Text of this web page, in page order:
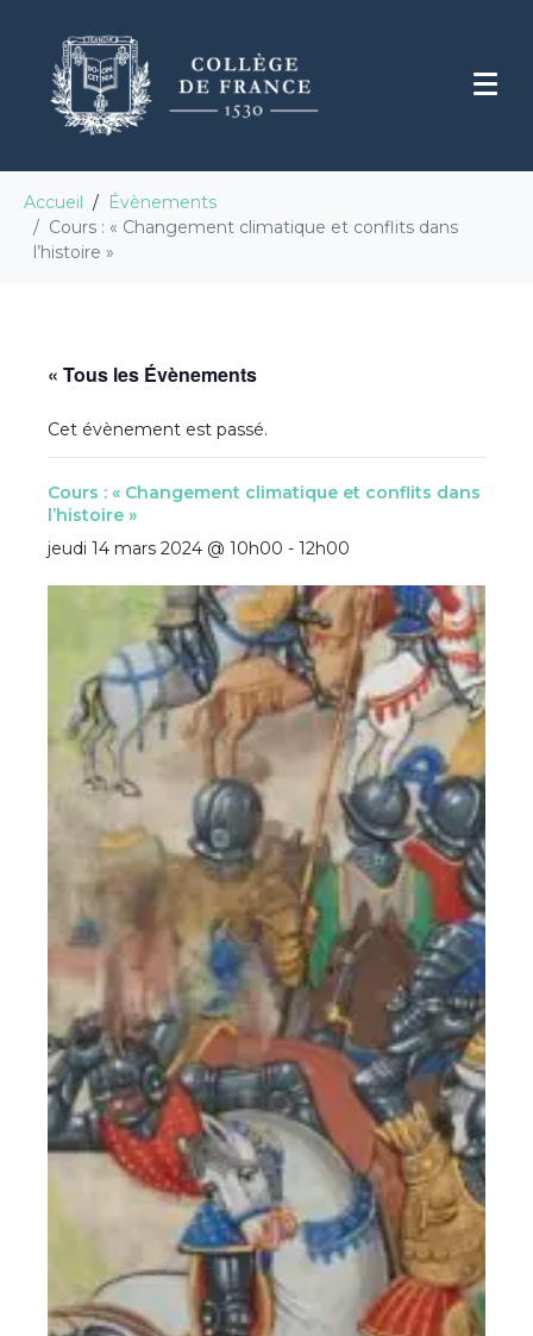
Accueil
Évènements
Cours : « Changement climatique et conflits dans
l’histoire »
« Tous les Évènements
Cet évènement est passé.
Cours : « Changement climatique et conflits dans
l’histoire »
jeudi 14 mars 2024 @ 10h00 - 12h00